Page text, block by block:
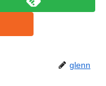
glenn